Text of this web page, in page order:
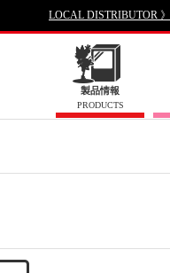
LOCAL DISTRIBUTOR 》
製品情報
PRODUCTS